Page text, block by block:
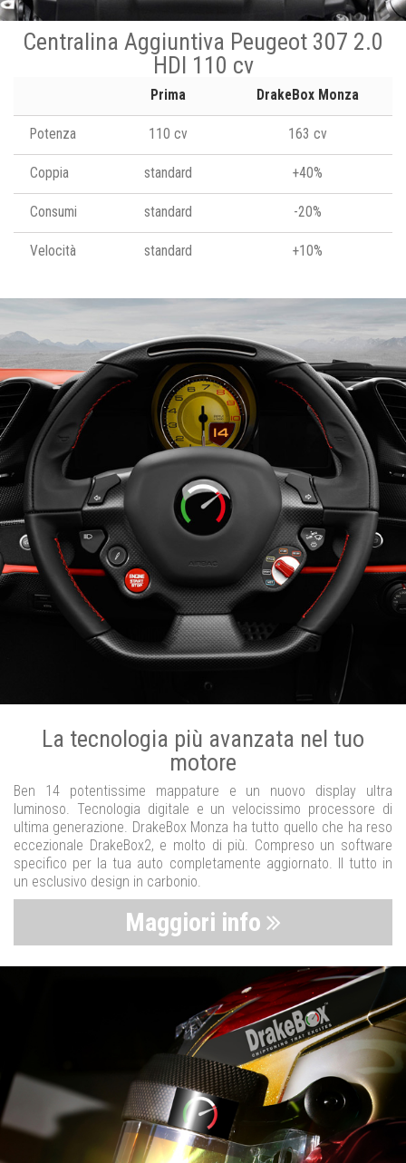
Centralina Aggiuntiva Peugeot 307 2.0
HDI 110 cv
Prima DrakeBox Monza
Potenza 110 cv 163 cv
Coppia standard +40%
Consumi standard -20%
Velocità standard +10%
La tecnologia più avanzata nel tuo
motore
Ben 14 potentissime mappature e un nuovo display ultra
luminoso. Tecnologia digitale e un velocissimo processore di
ultima generazione. DrakeBox Monza ha tutto quello che ha reso
eccezionale DrakeBox2, e molto di più. Compreso un software
specifico per la tua auto completamente aggiornato. Il tutto in
un esclusivo design in carbonio.
Maggiori info